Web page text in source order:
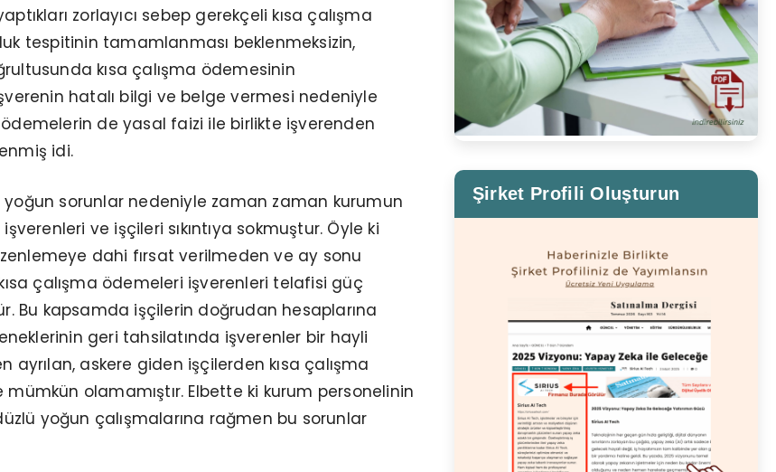
zorlayıcı sebep gerekçeli kısa çalışma
tespitinin tamamlanması beklenmeksizin,
kısa çalışma ödemesinin
hatalı bilgi ve belge vermesi nedeniyle
de yasal faizi ile birlikte işverenden
idi.
sorunlar nedeniyle zaman zaman kurumun
ve işçileri sıkıntıya sokmuştur. Öyle ki
dahi fırsat verilmeden ve ay sonu
çalışma ödemeleri işverenleri telafisi güç
Bu kapsamda işçilerin doğrudan hesaplarına
geri tahsilatında işverenler bir hayli
ayrılan, askere giden işçilerden kısa çalışma
olamamıştır. Elbette ki kurum personelinin
yoğun çalışmalarına rağmen bu sorunlar
Şirket Profili Oluşturun